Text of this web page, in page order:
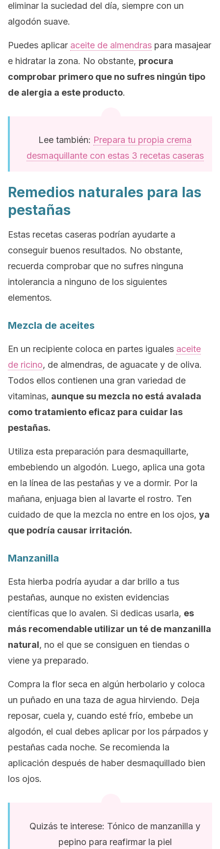
eliminar la suciedad del día, siempre con un
algodón suave.
Puedes aplicar aceite de almendras para masajear
e hidratar la zona. No obstante, procura
comprobar primero que no sufres ningún tipo
de alergia a este producto.
Lee también: Prepara tu propia crema
desmaquillante con estas 3 recetas caseras
Remedios naturales para las
pestañas
Estas recetas caseras podrían ayudarte a
conseguir buenos resultados. No obstante,
recuerda comprobar que no sufres ninguna
intolerancia a ninguno de los siguientes
elementos.
Mezcla de aceites
En un recipiente coloca en partes iguales aceite
de ricino, de almendras, de aguacate y de oliva.
Todos ellos contienen una gran variedad de
vitaminas, aunque su mezcla no está avalada
como tratamiento eficaz para cuidar las
pestañas.
Utiliza esta preparación para desmaquillarte,
embebiendo un algodón. Luego, aplica una gota
en la línea de las pestañas y ve a dormir. Por la
mañana, enjuaga bien al lavarte el rostro. Ten
cuidado de que la mezcla no entre en los ojos, ya
que podría causar irritación.
Manzanilla
Esta hierba podría ayudar a dar brillo a tus
pestañas, aunque no existen evidencias
científicas que lo avalen. Si dedicas usarla, es
más recomendable utilizar un té de manzanilla
natural, no el que se consiguen en tiendas o
viene ya preparado.
Compra la flor seca en algún herbolario y coloca
un puñado en una taza de agua hirviendo. Deja
reposar, cuela y, cuando esté frío, embebe un
algodón, el cual debes aplicar por los párpados y
pestañas cada noche. Se recomienda la
aplicación después de haber desmaquillado bien
los ojos.
Quizás te interese: Tónico de manzanilla y
pepino para reafirmar la piel